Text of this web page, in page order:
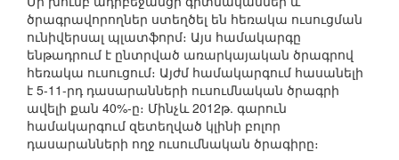
ծրագրավորողներ ստեղծել են հեռակա ուսուցման
ունիվերսալ պլատֆորմ։ Այս համակարգը
ենթադրում է ընտրված առարկայական ծրագրով
հեռակա ուսուցում։ Այժմ համակարգում հասանելի
է 5-11-րդ դասարանների ուսումնական ծրագրի
ավելի քան 40%-ը։ Մինչև 2012թ. գարուն
համակարգում զետեղված կլինի բոլոր
դասարանների ողջ ուսումնական ծրագիրը։